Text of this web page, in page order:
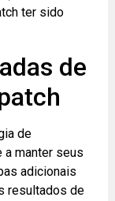
ter sido
de
de
a manter seus
adicionais
resultados de